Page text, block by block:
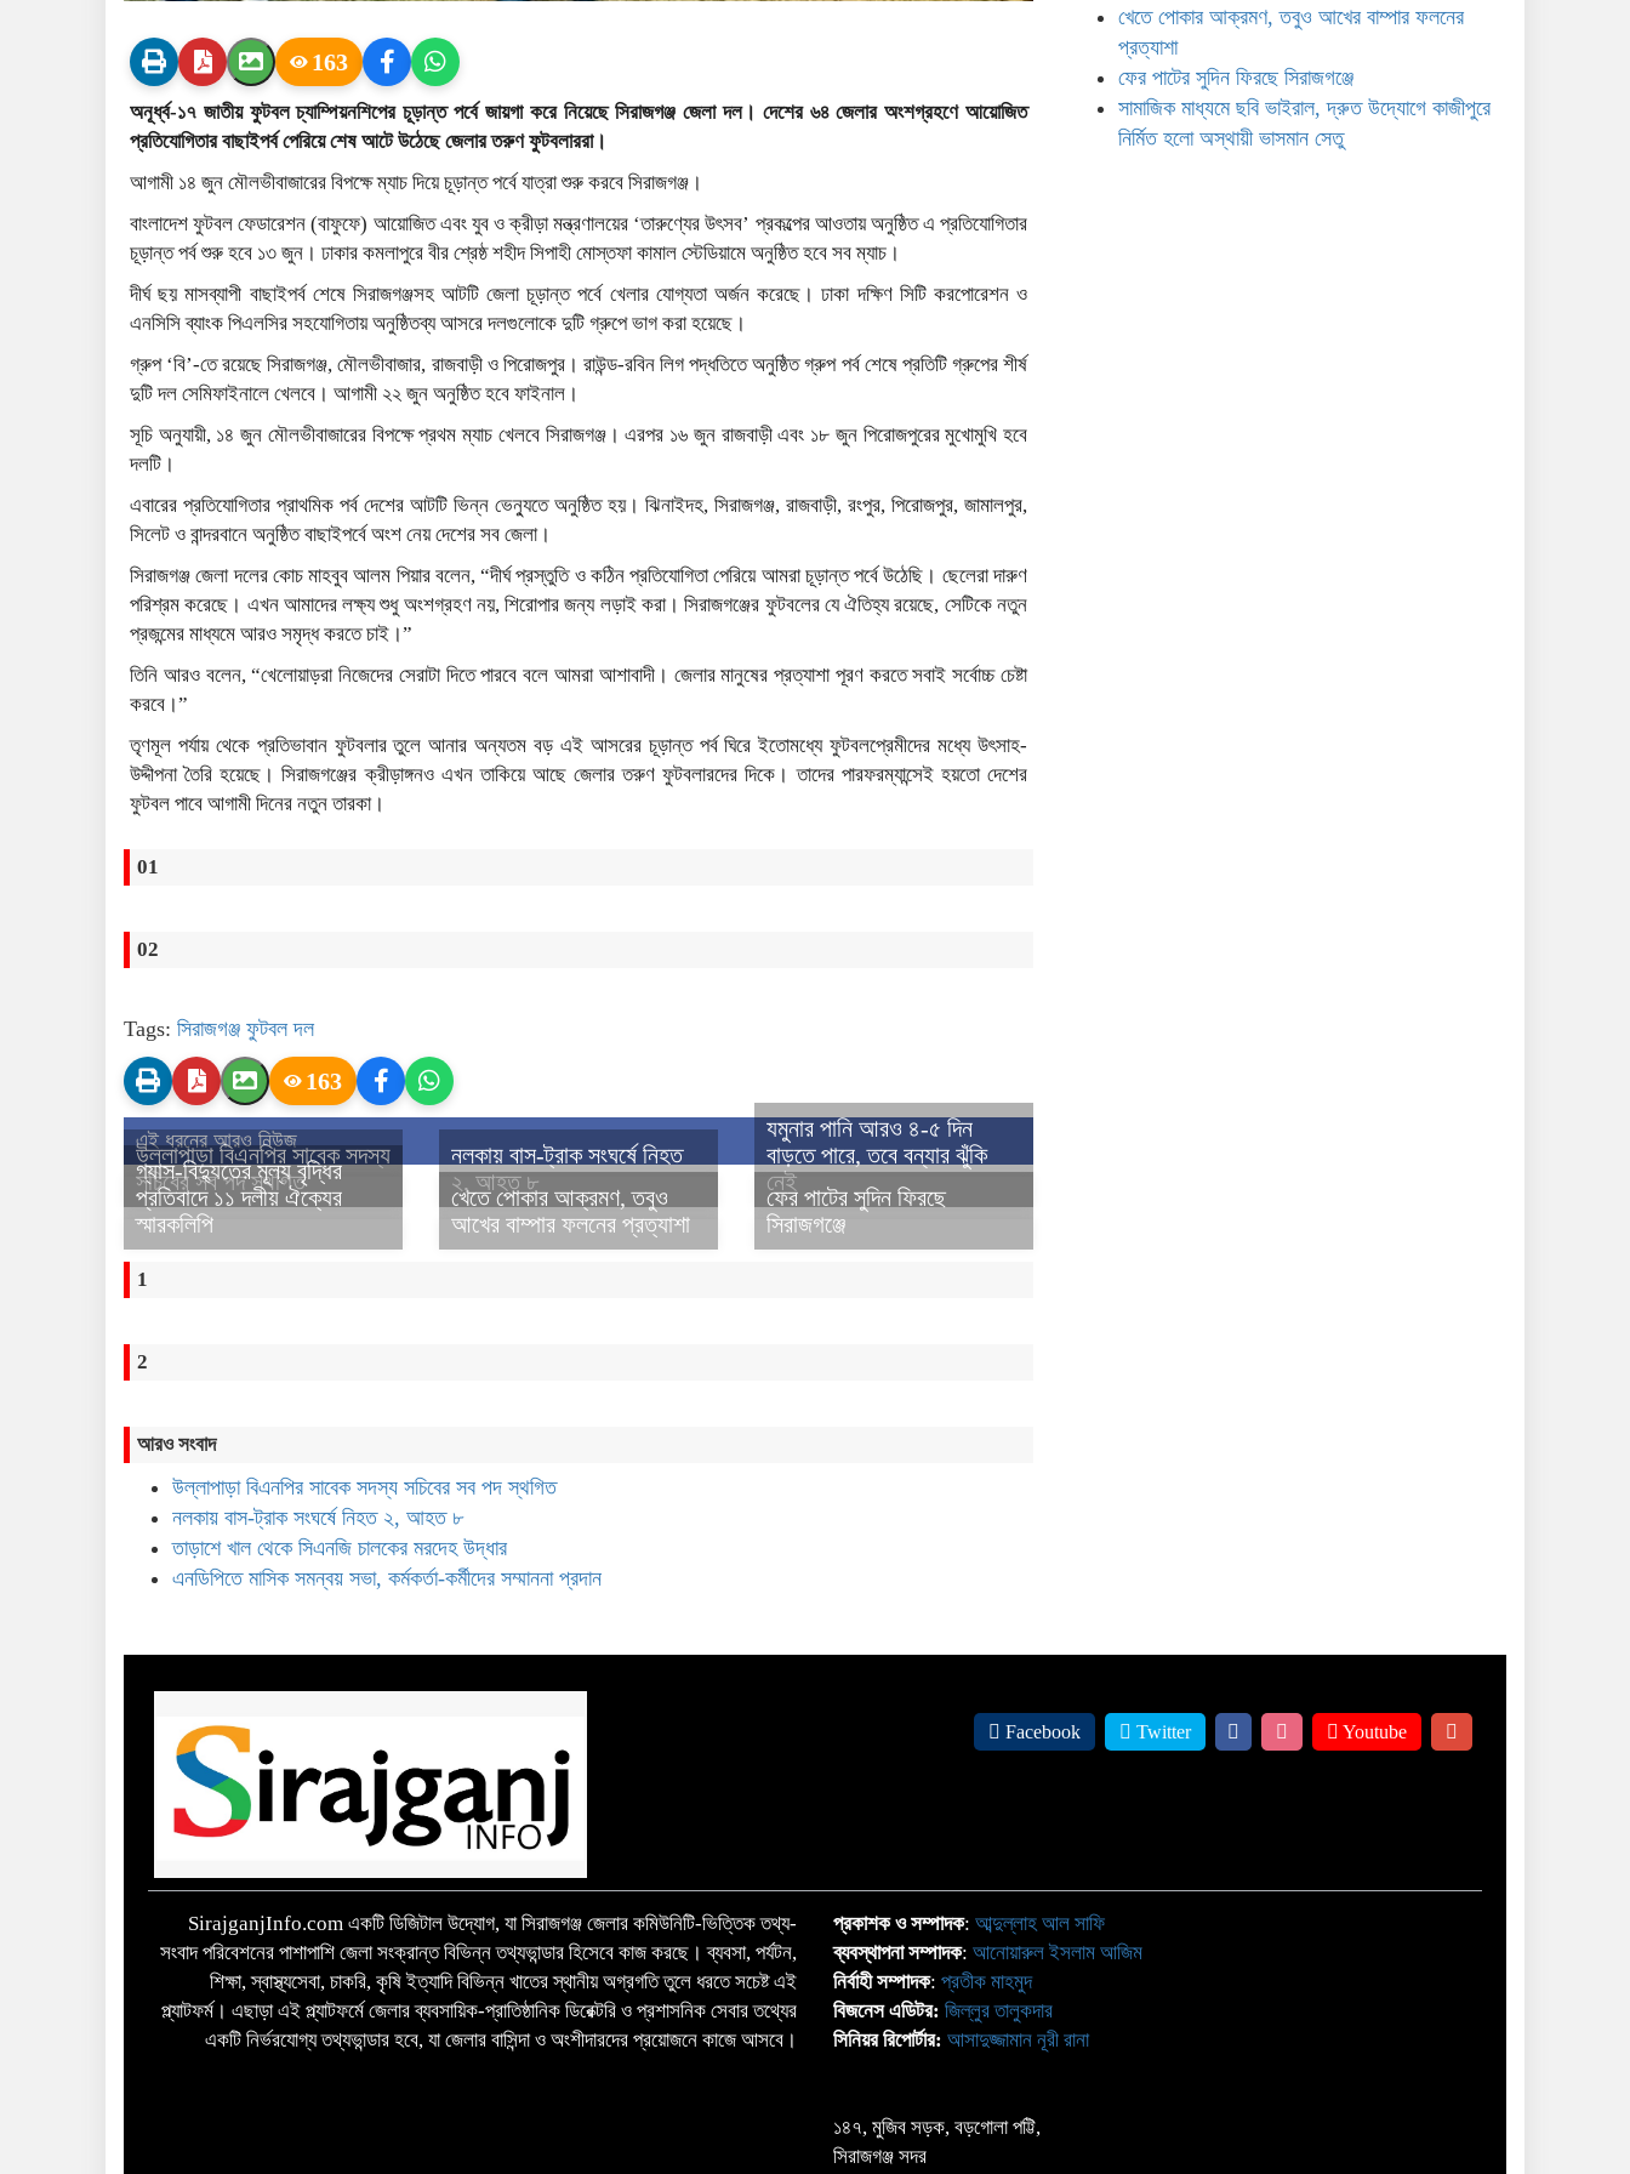
163
অনূর্ধ্ব-১৭ জাতীয় ফুটবল চ্যাম্পিয়নশিপের চূড়ান্ত পর্বে জায়গা করে নিয়েছে সিরাজগঞ্জ জেলা দল। দেশের ৬৪ জেলার অংশগ্রহণে আয়োজিত
প্রতিযোগিতার বাছাইপর্ব পেরিয়ে শেষ আটে উঠেছে জেলার তরুণ ফুটবলাররা।
আগামী ১৪ জুন মৌলভীবাজারের বিপক্ষে ম্যাচ দিয়ে চূড়ান্ত পর্বে যাত্রা শুরু করবে সিরাজগঞ্জ।
বাংলাদেশ ফুটবল ফেডারেশন (বাফুফে) আয়োজিত এবং যুব ও ক্রীড়া মন্ত্রণালয়ের ‘তারুণ্যের উৎসব’ প্রকল্পের আওতায় অনুষ্ঠিত এ প্রতিযোগিতার
চূড়ান্ত পর্ব শুরু হবে ১৩ জুন। ঢাকার কমলাপুরে বীর শ্রেষ্ঠ শহীদ সিপাহী মোস্তফা কামাল স্টেডিয়ামে অনুষ্ঠিত হবে সব ম্যাচ।
দীর্ঘ ছয় মাসব্যাপী বাছাইপর্ব শেষে সিরাজগঞ্জসহ আটটি জেলা চূড়ান্ত পর্বে খেলার যোগ্যতা অর্জন করেছে। ঢাকা দক্ষিণ সিটি করপোরেশন ও
এনসিসি ব্যাংক পিএলসির সহযোগিতায় অনুষ্ঠিতব্য আসরে দলগুলোকে দুটি গ্রুপে ভাগ করা হয়েছে।
গ্রুপ ‘বি’-তে রয়েছে সিরাজগঞ্জ, মৌলভীবাজার, রাজবাড়ী ও পিরোজপুর। রাউন্ড-রবিন লিগ পদ্ধতিতে অনুষ্ঠিত গ্রুপ পর্ব শেষে প্রতিটি গ্রুপের শীর্ষ
দুটি দল সেমিফাইনালে খেলবে। আগামী ২২ জুন অনুষ্ঠিত হবে ফাইনাল।
সূচি অনুযায়ী, ১৪ জুন মৌলভীবাজারের বিপক্ষে প্রথম ম্যাচ খেলবে সিরাজগঞ্জ। এরপর ১৬ জুন রাজবাড়ী এবং ১৮ জুন পিরোজপুরের মুখোমুখি হবে
দলটি।
এবারের প্রতিযোগিতার প্রাথমিক পর্ব দেশের আটটি ভিন্ন ভেন্যুতে অনুষ্ঠিত হয়। ঝিনাইদহ, সিরাজগঞ্জ, রাজবাড়ী, রংপুর, পিরোজপুর, জামালপুর,
সিলেট ও বান্দরবানে অনুষ্ঠিত বাছাইপর্বে অংশ নেয় দেশের সব জেলা।
সিরাজগঞ্জ জেলা দলের কোচ মাহবুব আলম পিয়ার বলেন, “দীর্ঘ প্রস্তুতি ও কঠিন প্রতিযোগিতা পেরিয়ে আমরা চূড়ান্ত পর্বে উঠেছি। ছেলেরা দারুণ
পরিশ্রম করেছে। এখন আমাদের লক্ষ্য শুধু অংশগ্রহণ নয়, শিরোপার জন্য লড়াই করা। সিরাজগঞ্জের ফুটবলের যে ঐতিহ্য রয়েছে, সেটিকে নতুন
প্রজন্মের মাধ্যমে আরও সমৃদ্ধ করতে চাই।”
তিনি আরও বলেন, “খেলোয়াড়রা নিজেদের সেরাটা দিতে পারবে বলে আমরা আশাবাদী। জেলার মানুষের প্রত্যাশা পূরণ করতে সবাই সর্বোচ্চ চেষ্টা
করবে।”
তৃণমূল পর্যায় থেকে প্রতিভাবান ফুটবলার তুলে আনার অন্যতম বড় এই আসরের চূড়ান্ত পর্ব ঘিরে ইতোমধ্যে ফুটবলপ্রেমীদের মধ্যে উৎসাহ-
উদ্দীপনা তৈরি হয়েছে। সিরাজগঞ্জের ক্রীড়াঙ্গনও এখন তাকিয়ে আছে জেলার তরুণ ফুটবলারদের দিকে। তাদের পারফরম্যান্সেই হয়তো দেশের
ফুটবল পাবে আগামী দিনের নতুন তারকা।
01
02
Tags: সিরাজগঞ্জ ফুটবল দল
163
এই ধরনের আরও নিউজ
উল্লাপাড়া বিএনপির সাবেক সদস্য
সচিবের সব পদ স্থগিত
নলকায় বাস-ট্রাক সংঘর্ষে নিহত
২, আহত ৮
যমুনার পানি আরও ৪-৫ দিন
বাড়তে পারে, তবে বন্যার ঝুঁকি
নেই
গ্যাস-বিদ্যুতের মূল্য বৃদ্ধির
প্রতিবাদে ১১ দলীয় ঐক্যের
স্মারকলিপি
খেতে পোকার আক্রমণ, তবুও
আখের বাম্পার ফলনের প্রত্যাশা
ফের পাটের সুদিন ফিরছে
সিরাজগঞ্জে
1
2
আরও সংবাদ
উল্লাপাড়া বিএনপির সাবেক সদস্য সচিবের সব পদ স্থগিত
নলকায় বাস-ট্রাক সংঘর্ষে নিহত ২, আহত ৮
তাড়াশে খাল থেকে সিএনজি চালকের মরদেহ উদ্ধার
এনডিপিতে মাসিক সমন্বয় সভা, কর্মকর্তা-কর্মীদের সম্মাননা প্রদান
খেতে পোকার আক্রমণ, তবুও আখের বাম্পার ফলনের
প্রত্যাশা
ফের পাটের সুদিন ফিরছে সিরাজগঞ্জে
সামাজিক মাধ্যমে ছবি ভাইরাল, দ্রুত উদ্যোগে কাজীপুরে
নির্মিত হলো অস্থায়ী ভাসমান সেতু
Facebook Twitter Youtube
SirajganjInfo.com একটি ডিজিটাল উদ্যোগ, যা সিরাজগঞ্জ জেলার কমিউনিটি-ভিত্তিক তথ্য-
সংবাদ পরিবেশনের পাশাপাশি জেলা সংক্রান্ত বিভিন্ন তথ্যভান্ডার হিসেবে কাজ করছে। ব্যবসা, পর্যটন,
শিক্ষা, স্বাস্থ্যসেবা, চাকরি, কৃষি ইত্যাদি বিভিন্ন খাতের স্থানীয় অগ্রগতি তুলে ধরতে সচেষ্ট এই
প্ল্যাটফর্ম। এছাড়া এই প্ল্যাটফর্মে জেলার ব্যবসায়িক-প্রাতিষ্ঠানিক ডিরেক্টরি ও প্রশাসনিক সেবার তথ্যের
একটি নির্ভরযোগ্য তথ্যভান্ডার হবে, যা জেলার বাসিন্দা ও অংশীদারদের প্রয়োজনে কাজে আসবে।
প্রকাশক ও সম্পাদক: আব্দুল্লাহ আল সাফি
ব্যবস্থাপনা সম্পাদক: আনোয়ারুল ইসলাম আজিম
নির্বাহী সম্পাদক: প্রতীক মাহমুদ
বিজনেস এডিটর: জিল্লুর তালুকদার
সিনিয়র রিপোর্টার: আসাদুজ্জামান নূরী রানা
১৪৭, মুজিব সড়ক, বড়গোলা পট্টি,
সিরাজগঞ্জ সদর